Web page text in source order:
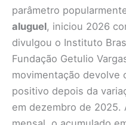
parâmetro
aluguel, iniciou 2026
divulgou o Instituto
Fundação Getulio
movimentação devolve
positivo depois da
em dezembro de 2025.